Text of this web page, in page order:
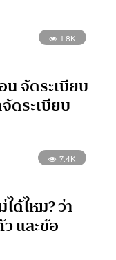
1.8K
น จัดระเบียบ
ดระเบียบ
7.4K
ด้ไหม? ว่า
และข้อ